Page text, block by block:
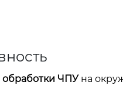
обработки ЧПУна